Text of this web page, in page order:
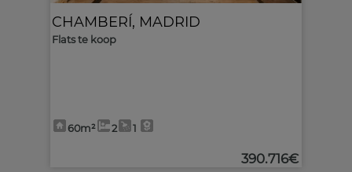
CHAMBERÍ, MADRID
Flats te koop
60m² 2 1
390.716€